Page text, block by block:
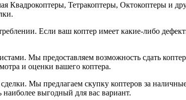
Квадрокоптеры, Тетракоптеры, Октокоптеры и
Если ваш коптер имеет какие-либо
Мы предоставляем возможность сдать
и оценки вашего коптера.
Мы предлагаем скупку коптеров за
выгодный для вас вариант.